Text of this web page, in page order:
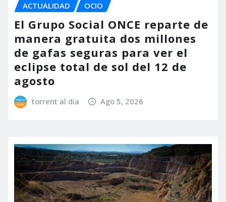
ACTUALIDAD OCIO
El Grupo Social ONCE reparte de
manera gratuita dos millones
de gafas seguras para ver el
eclipse total de sol del 12 de
agosto
torrent al dia Ago 5, 2026